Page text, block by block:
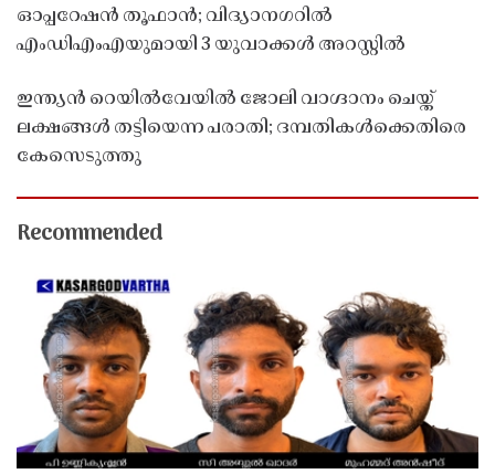
ഓപ്പറേഷൻ തൂഫാൻ; വിദ്യാനഗറിൽ
എംഡിഎംഎയുമായി 3 യുവാക്കൾ അറസ്റ്റിൽ
ഇന്ത്യൻ റെയിൽവേയിൽ ജോലി വാഗ്ദാനം ചെയ്ത്
ലക്ഷങ്ങൾ തട്ടിയെന്ന പരാതി; ദമ്പതികൾക്കെതിരെ
കേസെടുത്തു
Recommended